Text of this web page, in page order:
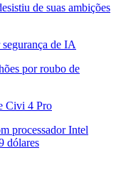
de suas ambições
de IA
por roubo de
Civi 4 Pro
processador Intel
dólares